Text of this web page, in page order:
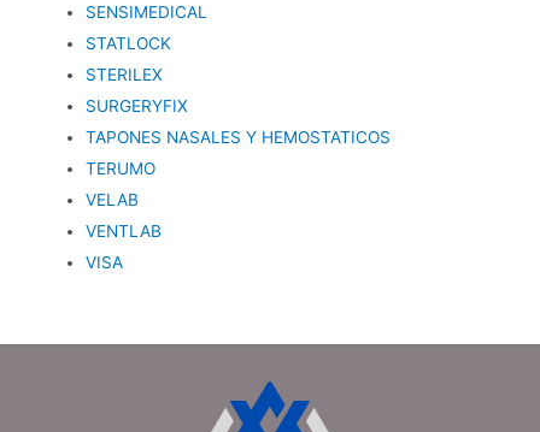
SENSIMEDICAL
STATLOCK
STERILEX
SURGERYFIX
TAPONES NASALES Y HEMOSTATICOS
TERUMO
VELAB
VENTLAB
VISA